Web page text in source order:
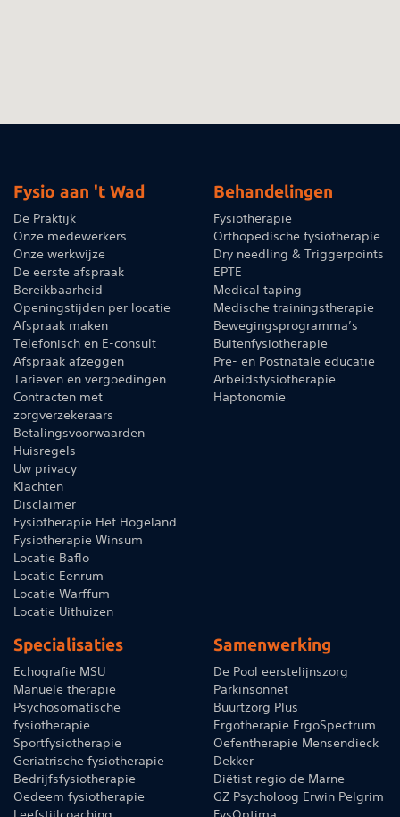
Fysio aan 't Wad
De Praktijk
Onze medewerkers
Onze werkwijze
De eerste afspraak
Bereikbaarheid
Openingstijden per locatie
Afspraak maken
Telefonisch en E-consult
Afspraak afzeggen
Tarieven en vergoedingen
Contracten met
zorgverzekeraars
Betalingsvoorwaarden
Huisregels
Uw privacy
Klachten
Disclaimer
Fysiotherapie Het Hogeland
Fysiotherapie Winsum
Locatie Baflo
Locatie Eenrum
Locatie Warffum
Locatie Uithuizen
Behandelingen
Fysiotherapie
Orthopedische fysiotherapie
Dry needling & Triggerpoints
EPTE
Medical taping
Medische trainingstherapie
Bewegingsprogramma’s
Buitenfysiotherapie
Pre- en Postnatale educatie
Arbeidsfysiotherapie
Haptonomie
Specialisaties
Echografie MSU
Manuele therapie
Psychosomatische
fysiotherapie
Sportfysiotherapie
Geriatrische fysiotherapie
Bedrijfsfysiotherapie
Oedeem fysiotherapie
Samenwerking
De Pool eerstelijnszorg
Parkinsonnet
Buurtzorg Plus
Ergotherapie ErgoSpectrum
Oefentherapie Mensendieck
Dekker
Diëtist regio de Marne
GZ Psycholoog Erwin Pelgrim